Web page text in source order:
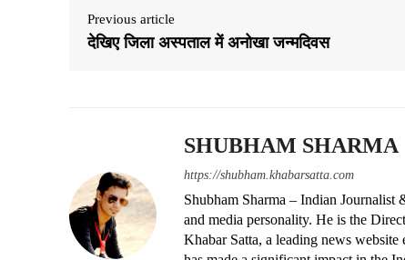
Previous article
देखिए जिला अस्पताल में अनोखा जन्मदिवस
SHUBHAM SHARMA
https://shubham.khabarsatta.com
Shubham Sharma – Indian
and media personality. He is the
Khabar Satta, a leading news